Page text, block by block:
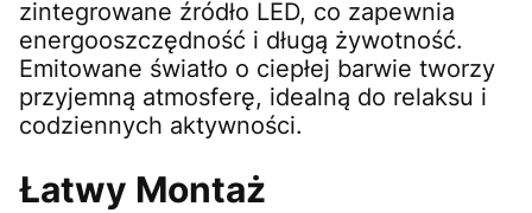
zintegrowane źródło LED, co zapewnia
energooszczędność i długą żywotność.
Emitowane światło o ciepłej barwie tworzy
przyjemną atmosferę, idealną do relaksu i
codziennych aktywności.
Łatwy Montaż